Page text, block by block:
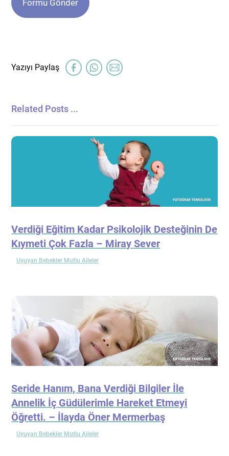
Related Posts ...
Verdiği Eğitim Kadar Psikolojik Desteğinin De
Kıymeti Çok Fazla – Miray Sever
Uyuyan Bebekler Mutlu Aileler
Seride Hanım, Bana Verdiği Bilgiler İle
Annelik İç Güdülerimle Hareket Etmeyi
Öğretti. – İlayda Öner Mermerbaş
Uyuyan Bebekler Mutlu Aileler